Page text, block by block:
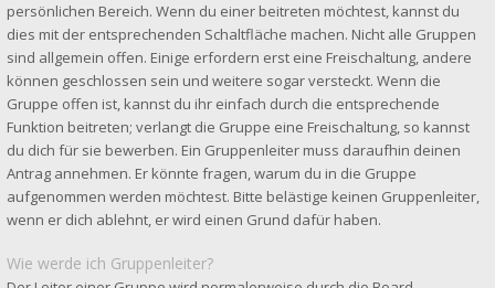
persönlichen Bereich. Wenn du einer beitreten möchtest, kannst du
dies mit der entsprechenden Schaltfläche machen. Nicht alle Gruppen
sind allgemein offen. Einige erfordern erst eine Freischaltung, andere
können geschlossen sein und weitere sogar versteckt. Wenn die
Gruppe offen ist, kannst du ihr einfach durch die entsprechende
Funktion beitreten; verlangt die Gruppe eine Freischaltung, so kannst
du dich für sie bewerben. Ein Gruppenleiter muss daraufhin deinen
Antrag annehmen. Er könnte fragen, warum du in die Gruppe
aufgenommen werden möchtest. Bitte belästige keinen Gruppenleiter,
wenn er dich ablehnt, er wird einen Grund dafür haben.
Wie werde ich Gruppenleiter?